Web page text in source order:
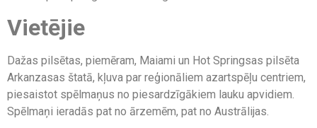
Vietējie
Dažas pilsētas, piemēram, Maiami un Hot Springsas pilsēta
Arkanzasas štatā, kļuva par reģionāliem azartspēļu centriem,
piesaistot spēlmaņus no piesardzīgākiem lauku apvidiem.
Spēlmaņi ieradās pat no ārzemēm, pat no Austrālijas.